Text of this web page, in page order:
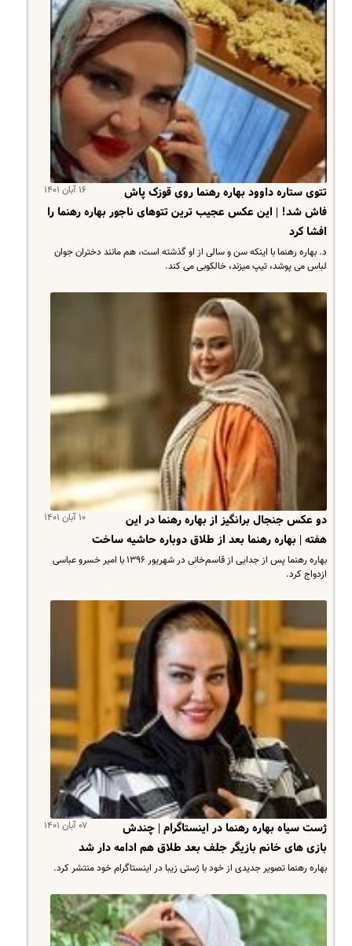
۱۶ آبان ۱۴۰۱
تتوی ستاره داوود بهاره رهنما روی قوزک پاش
فاش شد! | این عکس عجیب ترین تتوهای ناجور بهاره رهنما را
افشا کرد
د. بهاره رهنما با اینکه سن و سالی از او گذشته است، هم مانند دختران جوان
لباس می پوشد، تیپ میزند، خالکوبی می کند.
۱۰ آبان ۱۴۰۱
دو عکس جنجال برانگیز از بهاره رهنما در این
هفته | بهاره رهنما بعد از طلاق دوباره حاشیه ساخت
بهاره رهنما پس از جدایی از قاسم‌خانی در شهریور ۱۳۹۶ با امیر خسرو عباسی
ازدواج کرد.
۰۷ آبان ۱۴۰۱
ژست سیاه بهاره رهنما در اینستاگرام | چندش
بازی های خانم بازیگر جلف بعد طلاق هم ادامه دار شد
بهاره رهنما تصویر جدیدی از خود با ژستی زیبا در اینستاگرام خود منتشر کرد.